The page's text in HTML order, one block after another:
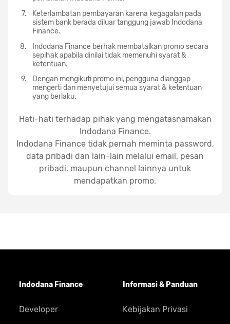
Keterlambatan pembayaran karena kegagalan pada
sistem bank berada diluar tanggung jawab Indodana
Finance.
Indodana Finance berhak membatalkan promo secara
sepihak apabila dinilai tidak memenuhi syarat &
ketentuan.
Dengan mengikuti promo ini, pengguna dianggap
mengerti dan menyetujui semua syarat & ketentuan
yang berlaku.
Hati-hati terhadap pihak yang mengatasnamakan
Indodana Finance.
Indodana Finance tidak pernah meminta password,
data pribadi dan lain-lain melalui email, pesan
pribadi, maupun channel lainnya untuk
mendapatkan promo.
Indodana Finance
Developer
Informasi & Panduan
Kebijakan Privasi